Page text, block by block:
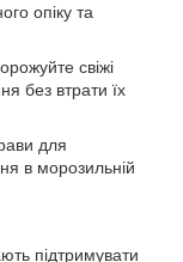
опіку та
свіжі
без втрати їх
для
в морозильній
підтримувати